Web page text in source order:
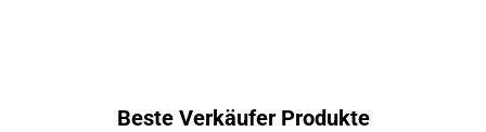
Beste Verkäufer Produkte